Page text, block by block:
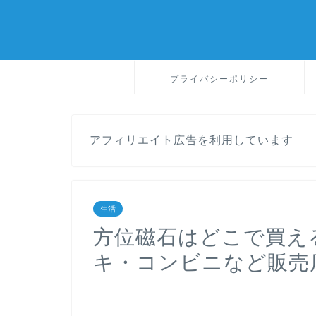
プライバシーポリシー
アフィリエイト広告を利用しています
生活
方位磁石はどこで買
キ・コンビニなど販